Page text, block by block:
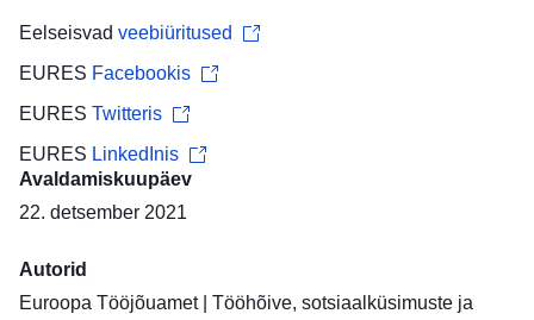
Eelseisvad veebiüritused
EURES Facebookis
EURES Twitteris
EURES LinkedInis
Avaldamiskuupäev
22. detsember 2021
Autorid
Euroopa Tööjõuamet| Tööhõive, sotsiaalküsimuste ja